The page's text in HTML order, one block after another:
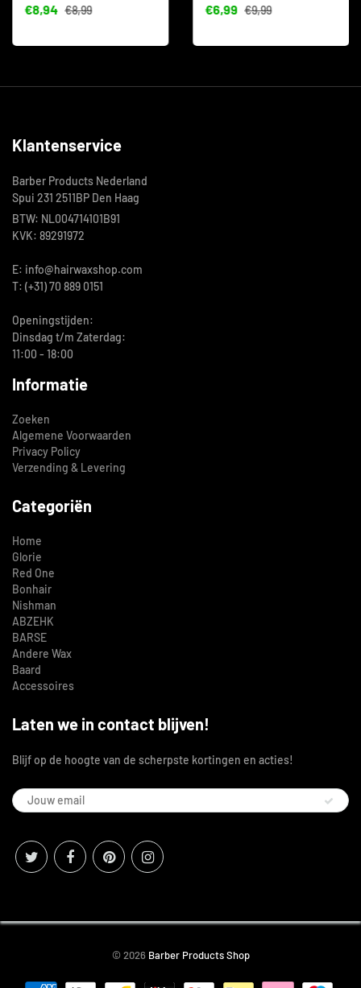
€8,94 €8,99 €6,99 €9,99
Klantenservice
Barber Products Nederland
Spui 231 2511BP Den Haag
BTW: NL004714101B91
KVK: 89291972
E: info@hairwaxshop.com
T: (+31) 70 889 0151
Openingstijden:
Dinsdag t/m Zaterdag:
11:00 - 18:00
Informatie
Zoeken
Algemene Voorwaarden
Privacy Policy
Verzending & Levering
Categoriën
Home
Glorie
Red One
Bonhair
Nishman
ABZEHK
BARSE
Andere Wax
Baard
Accessoires
Laten we in contact blijven!
Blijf op de hoogte van de scherpste kortingen en acties!
© 2026 Barber Products Shop